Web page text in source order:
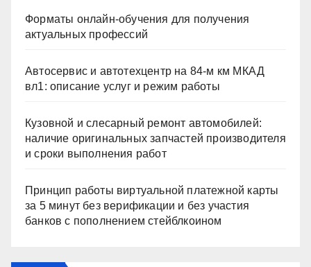
Форматы онлайн-обучения для получения
актуальных профессий
Автосервис и автотехцентр на 84-м км МКАД
вл1: описание услуг и режим работы
Кузовной и слесарный ремонт автомобилей:
наличие оригинальных запчастей производителя
и сроки выполнения работ
Принцип работы виртуальной платежной карты
за 5 минут без верификации и без участия
банков с пополнением стейблкоином